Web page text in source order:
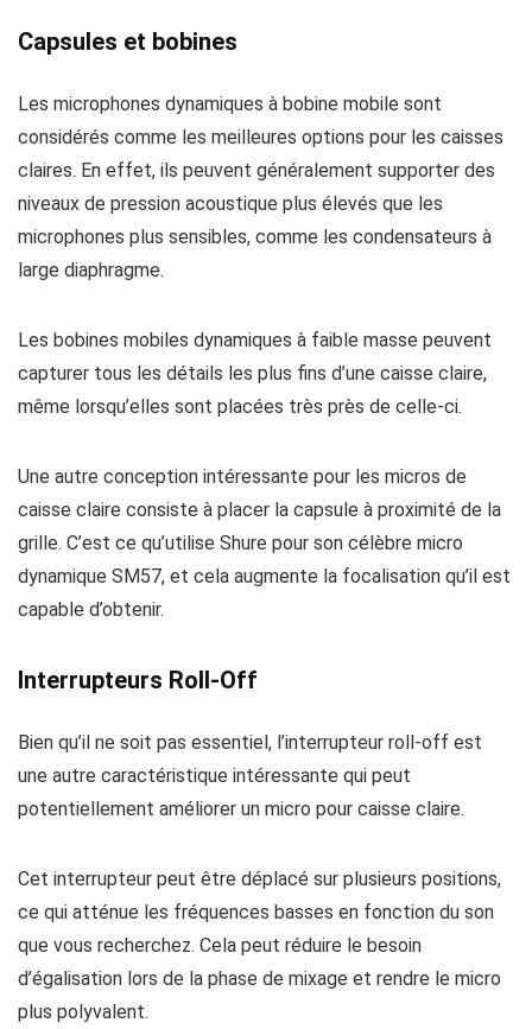
Capsules et bobines
Les microphones dynamiques à bobine mobile sont
considérés comme les meilleures options pour les caisses
claires. En effet, ils peuvent généralement supporter des
niveaux de pression acoustique plus élevés que les
microphones plus sensibles, comme les condensateurs à
large diaphragme.
Les bobines mobiles dynamiques à faible masse peuvent
capturer tous les détails les plus fins d’une caisse claire,
même lorsqu’elles sont placées très près de celle-ci.
Une autre conception intéressante pour les micros de
caisse claire consiste à placer la capsule à proximité de la
grille. C’est ce qu’utilise Shure pour son célèbre micro
dynamique SM57, et cela augmente la focalisation qu’il est
capable d’obtenir.
Interrupteurs Roll-Off
Bien qu’il ne soit pas essentiel, l’interrupteur roll-off est
une autre caractéristique intéressante qui peut
potentiellement améliorer un micro pour caisse claire.
Cet interrupteur peut être déplacé sur plusieurs positions,
ce qui atténue les fréquences basses en fonction du son
que vous recherchez. Cela peut réduire le besoin
d’égalisation lors de la phase de mixage et rendre le micro
plus polyvalent.